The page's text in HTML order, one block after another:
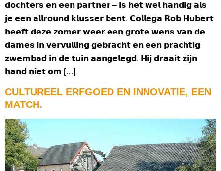
𝗱𝗼𝗰𝗵𝘁𝗲𝗿𝘀 𝗲𝗻 𝗲𝗲𝗻 𝗽𝗮𝗿𝘁𝗻𝗲𝗿 – 𝗶𝘀 𝗵𝗲𝘁 𝘄𝗲𝗹 𝗵𝗮𝗻𝗱𝗶𝗴 𝗮𝗹𝘀
𝗷𝗲 𝗲𝗲𝗻 𝗮𝗹𝗹𝗿𝗼𝘂𝗻𝗱 𝗸𝗹𝘂𝘀𝘀𝗲𝗿 𝗯𝗲𝗻𝘁. 𝗖𝗼𝗹𝗹𝗲𝗴𝗮 𝗥𝗼𝗯 𝗛𝘂𝗯𝗲𝗿𝘁
𝗵𝗲𝗲𝗳𝘁 𝗱𝗲𝘇𝗲 𝘇𝗼𝗺𝗲𝗿 𝘄𝗲𝗲𝗿 𝗲𝗲𝗻 𝗴𝗿𝗼𝘁𝗲 𝘄𝗲𝗻𝘀 𝘃𝗮𝗻 𝗱𝗲
𝗱𝗮𝗺𝗲𝘀 𝗶𝗻 𝘃𝗲𝗿𝘃𝘂𝗹𝗹𝗶𝗻𝗴 𝗴𝗲𝗯𝗿𝗮𝗰𝗵𝘁 𝗲𝗻 𝗲𝗲𝗻 𝗽𝗿𝗮𝗰𝗵𝘁𝗶𝗴
𝘇𝘄𝗲𝗺𝗯𝗮𝗱 𝗶𝗻 𝗱𝗲 𝘁𝘂𝗶𝗻 𝗮𝗮𝗻𝗴𝗲𝗹𝗲𝗴𝗱. 𝗛𝗶𝗷 𝗱𝗿𝗮𝗮𝗶𝘁 𝘇𝗶𝗷𝗻
𝗵𝗮𝗻𝗱 𝗻𝗶𝗲𝘁 𝗼𝗺 […]
CULTUREEL ERFGOED EN INNOVATIE, EEN
MATCH.